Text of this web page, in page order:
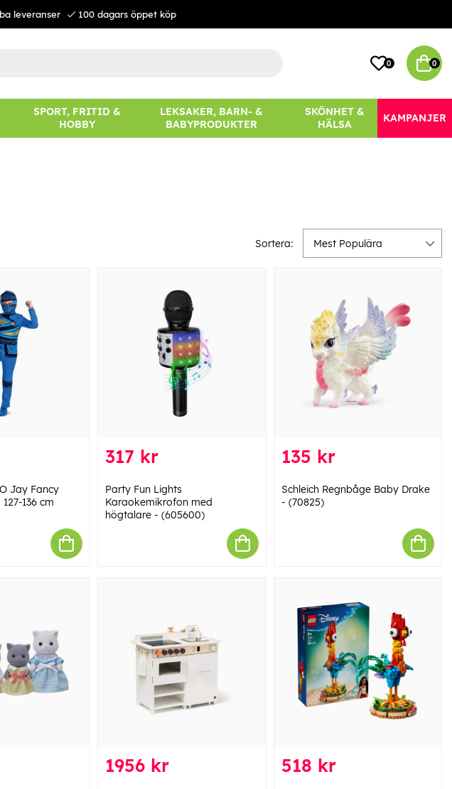
leveranser 100 dagars öppet köp
0 0
SPORT, FRITID &
HOBBY
LEKSAKER, BARN- &
BABYPRODUKTER
SKÖNHET &
HÄLSA
KAMPANJER
Sortera: Mest Populära
Jay Fancy
136 cm
317 kr
Party Fun Lights
Karaokemikrofon med
högtalare - (605600)
135 kr
Schleich Regnbåge Baby Drake
- (70825)
1956 kr 518 kr